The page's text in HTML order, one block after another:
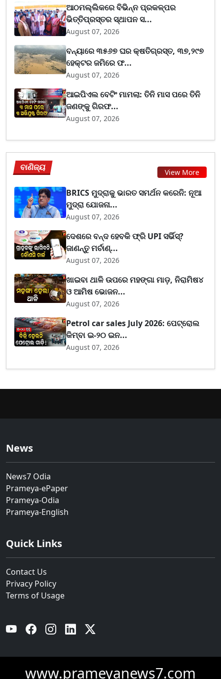
ଆଠମଲ୍ଲିକରେ ବିଭିନ୍ନ ପ୍ରକଳ୍ପର
ଭିତ୍ତିପ୍ରସ୍ତର ସ୍ଥାପନ ସ...
August 07, 2026
ବନ୍ୟାରେ ୩୫୬୭ ଘର କ୍ଷତିଗ୍ରସ୍ତ, ୩୭,୨୯୭
ହେକ୍ଟର ଜମିରେ ଫ...
August 07, 2026
ଆଇପିଏଲ ବେଟିଂ ମାମଲା: ତିନି ମାସ ପରେ ତିନି
ଜଣଙ୍କୁ ଗିରଫ...
August 07, 2026
ବାଣିଜ୍ୟ View More
BRICS ମୁଦ୍ରାକୁ ଭାରତ ସମର୍ଥନ କରେନି: ନୂଆ
ମୁଦ୍ରା ଯୋଜନା...
August 07, 2026
ଦେଶରେ ବନ୍ଦ ହେବକି ଫ୍ରି UPI ସର୍ଭିସ୍?
ଜାଣନ୍ତୁ ମର୍ଚାଣ୍...
August 07, 2026
ଖାଇବା ଥାଳି ଉପରେ ମହଙ୍ଗା ମାଡ଼, ନିରାମିଷ୪
ଓ ଆମିଷ ଭୋଜନ...
August 07, 2026
Petrol car sales July 2026: ପେଟ୍ରୋଲ
କିମ୍ବା ଇ-୨୦ ଇନ...
August 07, 2026
News
News7 Odia
Prameya-ePaper
Prameya-Odia
Prameya-English
Quick Links
Contact Us
Privacy Policy
Terms of Usage
YouTube Facebook Instagram Linkedin
www.prameyanews7.com